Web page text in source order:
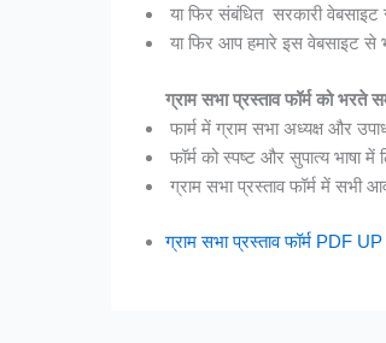
या फिर संबंधित सरकारी
या फिर आप हमारे इस वेबसाइट से
ग्राम सभा प्रस्ताव फॉर्म को भरते
फार्म में ग्राम सभा अध्यक्ष और
फॉर्म को स्पष्ट और सुपात्य भाषा में
ग्राम सभा प्रस्ताव फॉर्म में सभी
ग्राम सभा प्रस्ताव फॉर्म PDF